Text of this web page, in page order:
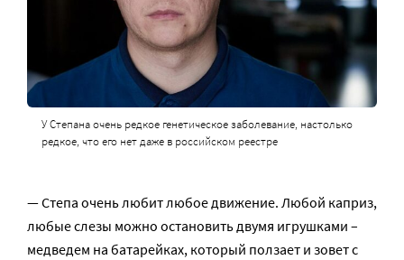
У Степана очень редкое генетическое заболевание, настолько
редкое, что его нет даже в российском реестре
— Степа очень любит любое движение. Любой каприз,
любые слезы можно остановить двумя игрушками –
медведем на батарейках, который ползает и зовет с